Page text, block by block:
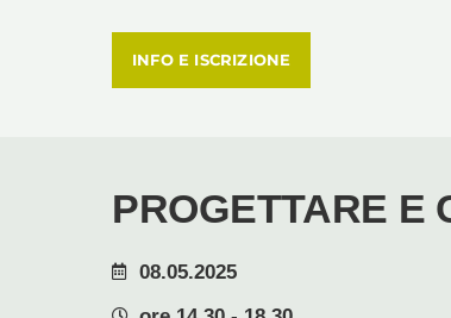
INFO E ISCRIZIONE
PROGETTARE E
08.05.2025